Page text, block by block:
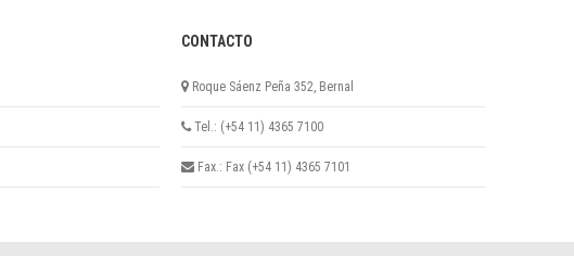
CONTACTO
Roque Sáenz Peña 352, Bernal
Tel.: (+54 11) 4365 7100
Fax.: Fax (+54 11) 4365 7101